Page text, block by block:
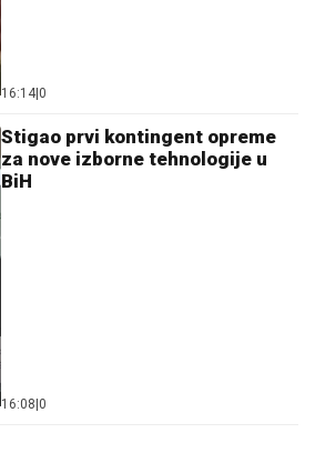
16:14 0
Stigao prvi kontingent opreme
za nove izborne tehnologije u
BiH
16:08 0